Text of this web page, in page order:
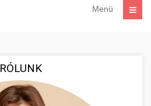
Menü
RÓLUNK